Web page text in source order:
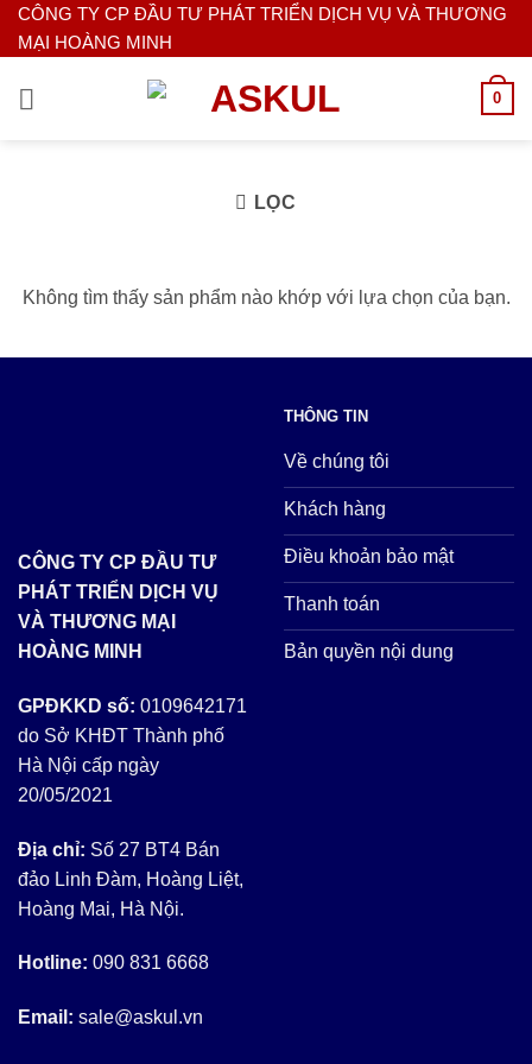
Bỏ
qua
CÔNG TY CP ĐẦU TƯ PHÁT TRIỂN DỊCH VỤ VÀ THƯƠNG
MẠI HOÀNG MINH
0
LỌC
Không tìm thấy sản phẩm nào khớp với lựa chọn của bạn.
CÔNG TY CP ĐẦU TƯ
PHÁT TRIỂN DỊCH VỤ
VÀ THƯƠNG MẠI
HOÀNG MINH
GPĐKKD số: 0109642171
do Sở KHĐT Thành phố
Hà Nội cấp ngày
20/05/2021
Địa chỉ: Số 27 BT4 Bán
đảo Linh Đàm, Hoàng Liệt,
Hoàng Mai, Hà Nội.
Hotline: 090 831 6668
Email: sale@askul.vn
THÔNG TIN
Về chúng tôi
Khách hàng
Điều khoản bảo mật
Thanh toán
Bản quyền nội dung